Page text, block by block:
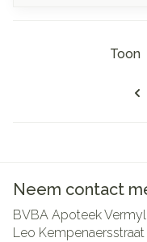
Toon
Neem contact
BVBA Apoteek
Leo Kempenaersstraat